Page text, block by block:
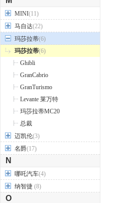
MINI(11)
马自达(22)
玛莎拉蒂(6)
玛莎拉蒂(6)
Ghibli
GranCabrio
GranTurismo
Levante 莱万特
玛莎拉蒂MC20
总裁
迈凯伦(3)
名爵(17)
N
哪吒汽车(4)
纳智捷 (8)
O